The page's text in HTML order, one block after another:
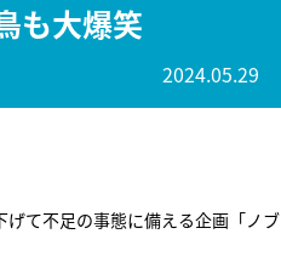
も大爆笑
2024.05.29
て不足の事態に備える企画「ノブ